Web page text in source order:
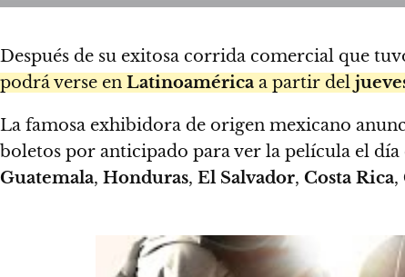
Después de su exitosa corrida comercial que
podrá verse en Latinoamérica a partir del
La famosa exhibidora de origen mexicano
boletos por anticipado para ver la película el día
Guatemala, Honduras, El Salvador, Costa Rica,